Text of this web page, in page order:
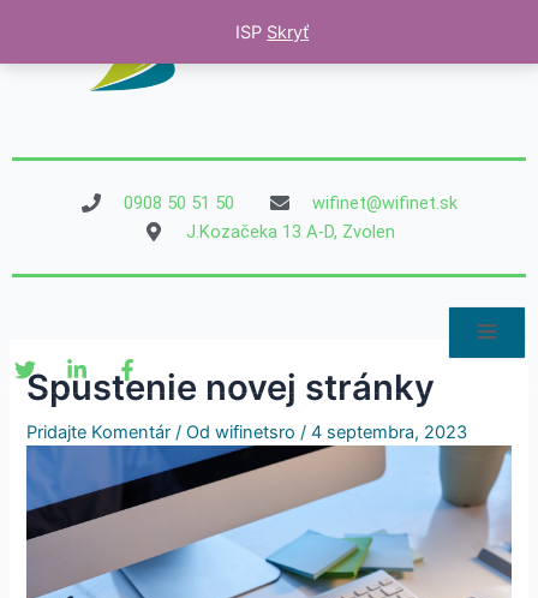
ISP Skryť
obsah
0908 50 51 50
wifinet@wifinet.sk
J.Kozačeka 13 A-D, Zvolen
Spustenie novej stránky
Pridajte Komentár / Od wifinetsro/4 septembra, 2023